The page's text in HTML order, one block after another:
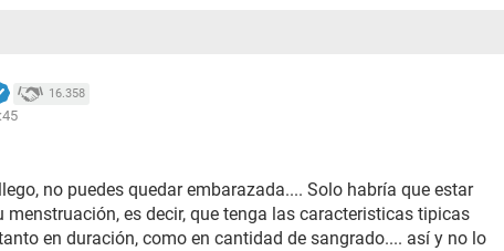
16.358
no puedes quedar embarazada.... Solo habría que estar
menstruación, es decir, que tenga las caracteristicas tipicas
en duración, como en cantidad de sangrado.... así y no lo